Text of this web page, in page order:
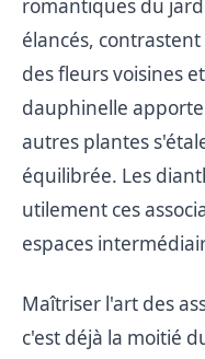
romantiques du
élancés,
des fleurs voisines
dauphinelle
autres plantes
équilibrée. Les
utilement ces
espaces
Maîtriser l'art des
c'est déjà la moitié